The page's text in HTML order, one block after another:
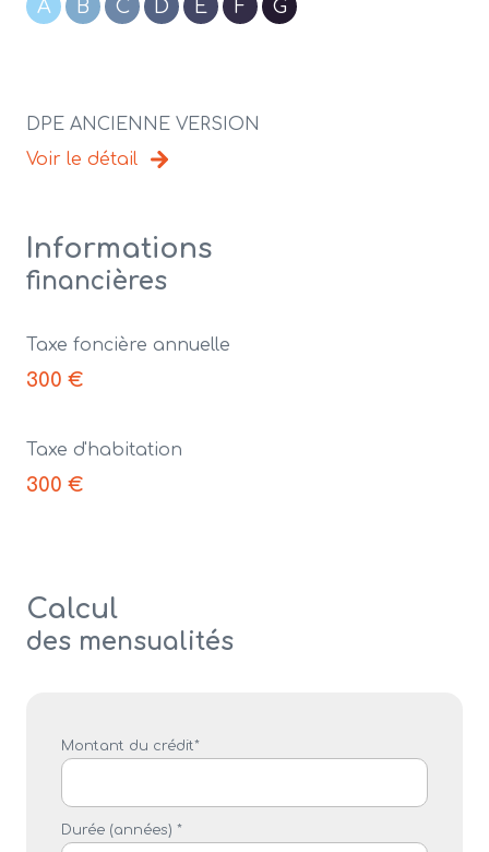
A B C D E F G
DPE ANCIENNE VERSION
Voir le détail
Informations
financières
Taxe foncière annuelle
300 €
Taxe d'habitation
300 €
Calcul
des mensualités
Montant du crédit*
Durée (années) *